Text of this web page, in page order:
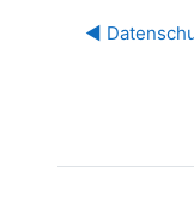
◀︎